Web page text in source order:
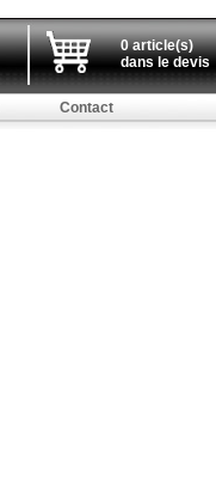
Contact
0 article(s)
dans le devis